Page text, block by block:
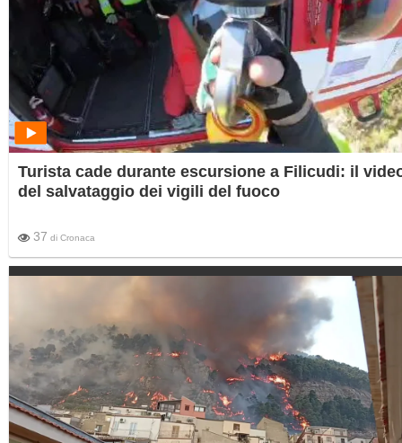
Turista cade durante escursione a Filicudi: il
del salvataggio dei vigili del fuoco
37 di Cronaca